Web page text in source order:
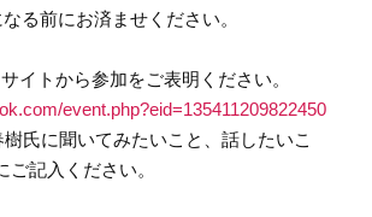
る前にお済ませください。
イトから参加をご表明ください。
event.php?eid=135411209822450
氏に聞いてみたいこと、話したいこ
ご記入ください。